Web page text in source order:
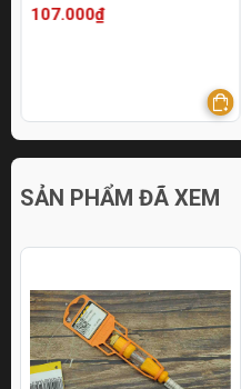
107.000₫
SẢN PHẨM ĐÃ XEM